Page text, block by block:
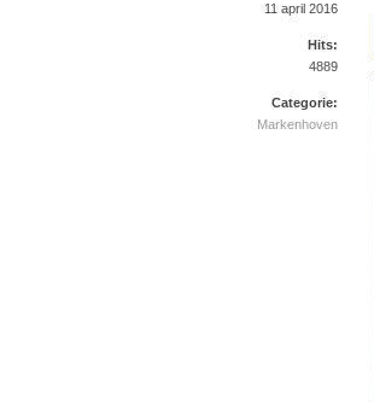
11 april 2016
Hits:
4889
Categorie:
Markenhoven